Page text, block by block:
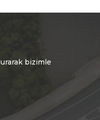
bizimle